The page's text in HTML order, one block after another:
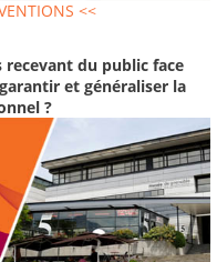
<<
recevant du public face
et généraliser la
?